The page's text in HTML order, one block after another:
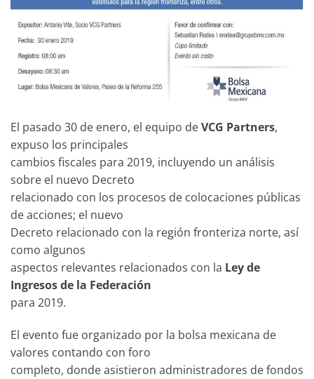
El pasado 30 de enero, el equipo deVCG Partners,
expuso los principales
cambios fiscales para 2019, incluyendo un análisis
sobre el nuevo Decreto
relacionado con los procesos de colocaciones públicas
de acciones; el nuevo
Decreto relacionado con la región fronteriza norte, así
como algunos
aspectos relevantes relacionados con la Ley de
Ingresos de la Federación
para 2019.
El evento fue organizado por la bolsa mexicana de
valores contando con foro
completo, donde asistieron administradores de fondos